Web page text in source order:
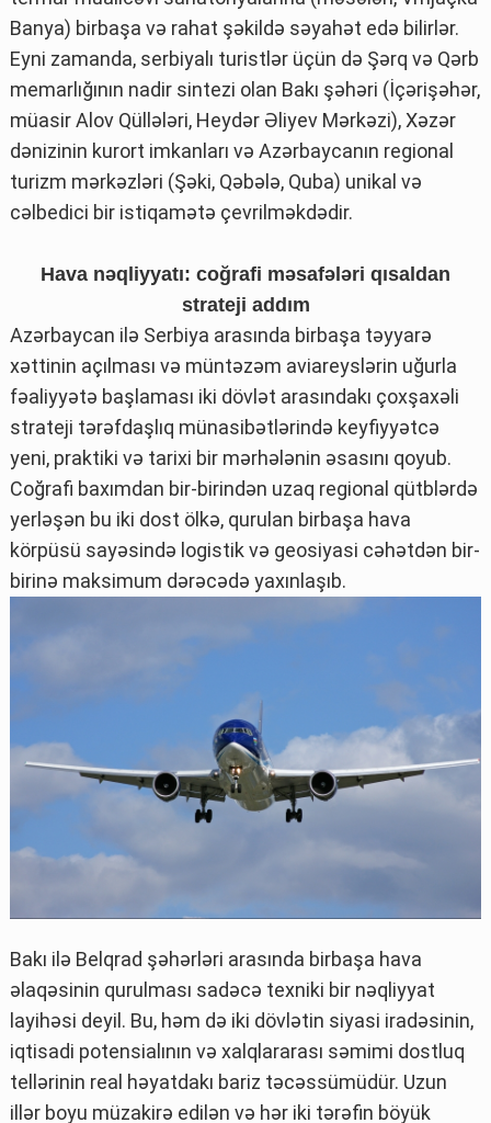
Banya) birbaşa və rahat şəkildə səyahət edə bilirlər.
Eyni zamanda, serbiyalı turistlər üçün də Şərq və Qərb
memarlığının nadir sintezi olan Bakı şəhəri (İçərişəhər,
müasir Alov Qüllələri, Heydər Əliyev Mərkəzi), Xəzər
dənizinin kurort imkanları və Azərbaycanın regional
turizm mərkəzləri (Şəki, Qəbələ, Quba) unikal və
cəlbedici bir istiqamətə çevrilməkdədir.
Hava nəqliyyatı: coğrafi məsafələri qısaldan
strateji addım
Azərbaycan ilə Serbiya arasında birbaşa təyyarə
xəttinin açılması və müntəzəm aviareyslərin uğurla
fəaliyyətə başlaması iki dövlət arasındakı çoxşaxəli
strateji tərəfdaşlıq münasibətlərində keyfiyyətcə
yeni, praktiki və tarixi bir mərhələnin əsasını qoyub.
Coğrafi baxımdan bir-birindən uzaq regional qütblərdə
yerləşən bu iki dost ölkə, qurulan birbaşa hava
körpüsü sayəsində logistik və geosiyasi cəhətdən bir-
birinə maksimum dərəcədə yaxınlaşıb.
Bakı ilə Belqrad şəhərləri arasında birbaşa hava
əlaqəsinin qurulması sadəcə texniki bir nəqliyyat
layihəsi deyil. Bu, həm də iki dövlətin siyasi iradəsinin,
iqtisadi potensialının və xalqlararası səmimi dostluq
tellərinin real həyatdakı bariz təcəssümüdür. Uzun
illər boyu müzakirə edilən və hər iki tərəfin böyük